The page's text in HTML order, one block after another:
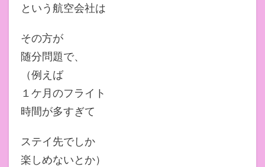
という航空会社は
その方が
随分問題で、
（例えば
１ケ月のフライト
時間が多すぎて
ステイ先でしか
楽しめないとか）